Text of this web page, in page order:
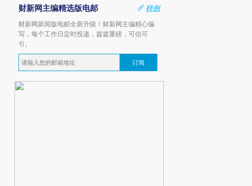
财新网主编精选版电邮
样例
财新网新闻版电邮全新升级！财新网主编精心编
写，每个工作日定时投递，篇篇重磅，可信可
引。
订阅